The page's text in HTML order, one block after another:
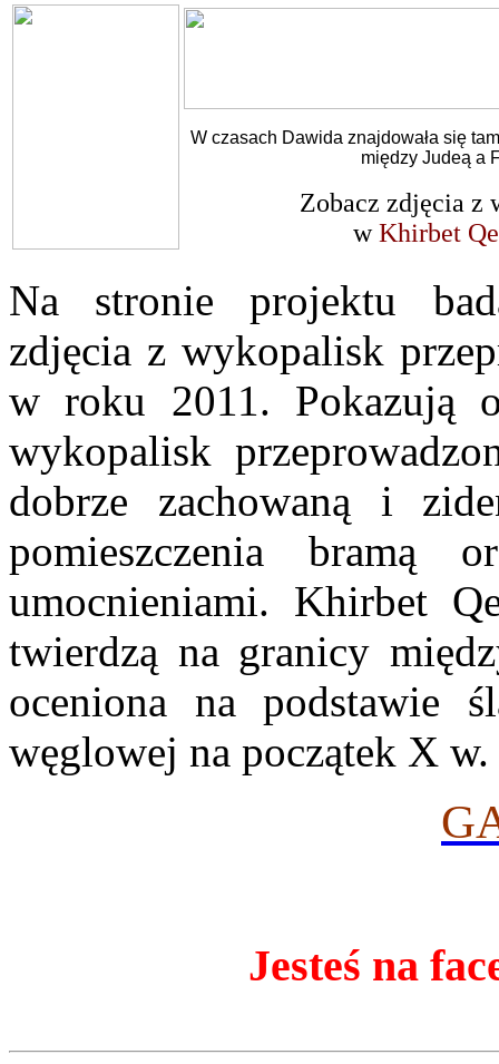
W czasach Dawida znajdowała się
między Judeą a
Zobacz zdjęcia z
wKhirbet
Na stronie projektu
zdjęcia z wykopalisk
w roku 2011. Pokazują
wykopalisk
dobrze zachowaną i
pomieszczenia bramą
umocnieniami. Khirbet
twierdzą na granicy
oceniona na podstawie
węglowej na początek X
Jesteś na